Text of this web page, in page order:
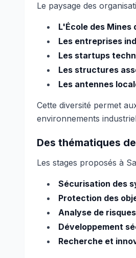
Le paysage des
L'École des Mines
Les entreprises
Les startups
Les structures
Les antennes
Cette diversité permet
environnements
Des thématiques
Les stages proposés à
Sécurisation des
Protection des
Analyse de risques
Développement
Recherche et